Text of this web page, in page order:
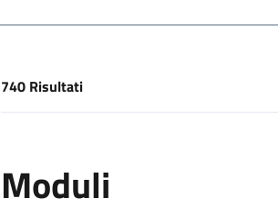
[results] Risultati
740 Risultati
Moduli